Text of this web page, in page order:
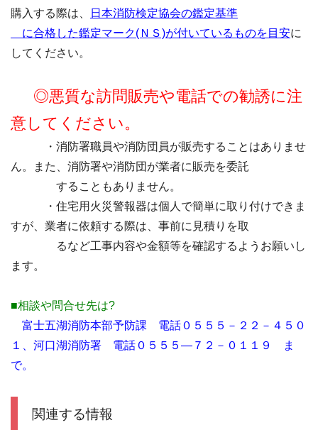
購入する際は、
日本消防検定協会の鑑定基準
に合格した鑑定マーク(ＮＳ)が付いているものを目安に
してください。
◎悪質な訪問販売や電話での勧誘に注
意してください。
・消防署職員や消防団員が販売することはありませ
ん。また、消防署や消防団が業者に販売を委託
することもありません。
・住宅用火災警報器は個人で簡単に取り付けできま
すが、業者に依頼する際は、事前に見積りを取
るなど工事内容や金額等を確認するようお願いし
ます。
■相談や問合せ先は?
富士五湖消防本部予防課 電話０５５５－２２－４５０
１、河口湖消防署 電話０５５５―７２－０１１９ ま
で。
関連する情報